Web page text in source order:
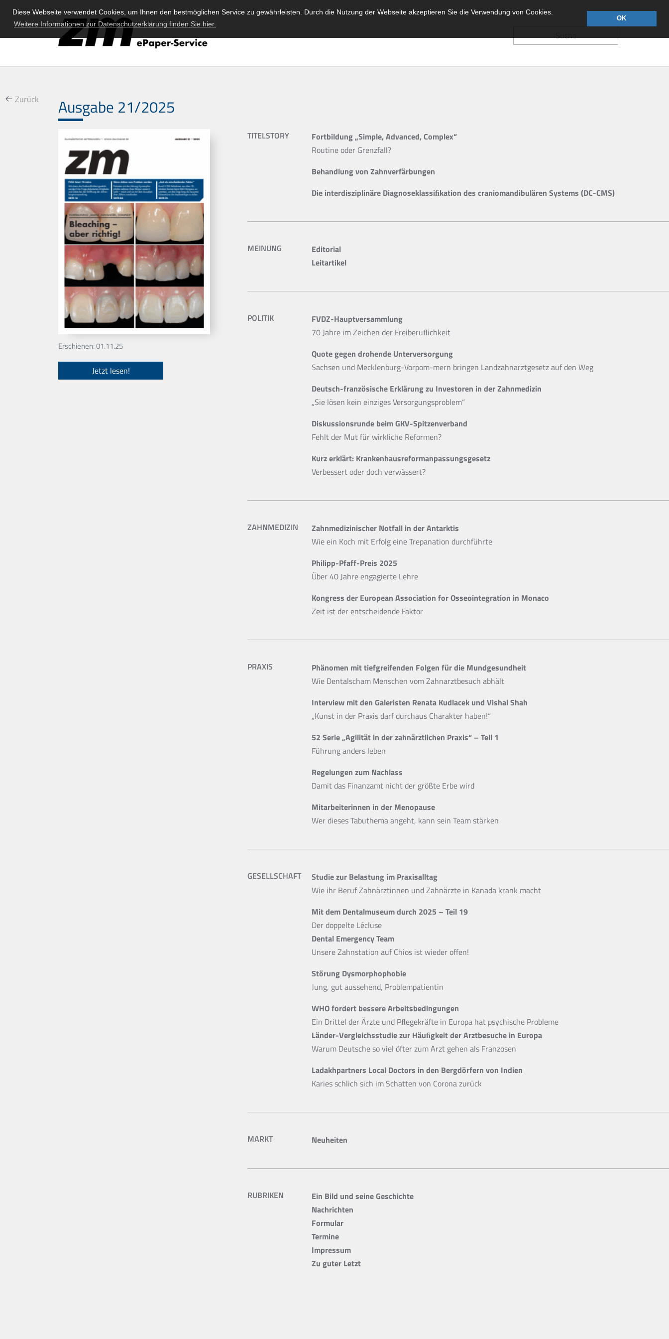
Diese Webseite verwendet Cookies, um Ihnen den bestmöglichen Service zu gewährleisten. Durch die Nutzung der Webseite akzeptieren Sie die Verwendung von Cookies.
Weitere Informationen zur Datenschutzerklärung finden Sie hier.
OK
Suche
Ausgabe 21/2025
Zurück
Erschienen: 01.11.25
Jetzt lesen!
TITELSTORY
Fortbildung „Simple, Advanced, Complex“
Routine oder Grenzfall?
Behandlung von Zahnverfärbungen
Die interdisziplinäre Diagnoseklassiﬁkation des craniomandibulären Systems (DC-CMS)
MEINUNG
Editorial
Leitartikel
POLITIK
FVDZ-Hauptversammlung
70 Jahre im Zeichen der Freiberuﬂichkeit
Quote gegen drohende Unterversorgung
Sachsen und Mecklenburg-Vorpom-mern bringen Landzahnarztgesetz auf den Weg
Deutsch-französische Erklärung zu Investoren in der Zahnmedizin
„Sie lösen kein einziges Versorgungsproblem“
Diskussionsrunde beim GKV-Spitzenverband
Fehlt der Mut für wirkliche Reformen?
Kurz erklärt: Krankenhausreformanpassungsgesetz
Verbessert oder doch verwässert?
ZAHNMEDIZIN
Zahnmedizinischer Notfall in der Antarktis
Wie ein Koch mit Erfolg eine Trepanation durchführte
Philipp-Pfaff-Preis 2025
Über 40 Jahre engagierte Lehre
Kongress der European Association for Osseointegration in Monaco
Zeit ist der entscheidende Faktor
PRAXIS
Phänomen mit tiefgreifenden Folgen für die Mundgesundheit
Wie Dentalscham Menschen vom Zahnarztbesuch abhält
Interview mit den Galeristen Renata Kudlacek und Vishal Shah
„Kunst in der Praxis darf durchaus Charakter haben!“
52 Serie „Agilität in der zahnärztlichen Praxis“ – Teil 1
Führung anders leben
Regelungen zum Nachlass
Damit das Finanzamt nicht der größte Erbe wird
Mitarbeiterinnen in der Menopause
Wer dieses Tabuthema angeht, kann sein Team stärken
GESELLSCHAFT
Studie zur Belastung im Praxisalltag
Wie ihr Beruf Zahnärztinnen und Zahnärzte in Kanada krank macht
Mit dem Dentalmuseum durch 2025 – Teil 19
Der doppelte Lécluse
Dental Emergency Team
Unsere Zahnstation auf Chios ist wieder offen!
Störung Dysmorphophobie
Jung, gut aussehend, Problempatientin
WHO fordert bessere Arbeitsbedingungen
Ein Drittel der Ärzte und Pﬂegekräfte in Europa hat psychische Probleme
Länder-Vergleichsstudie zur Häuﬁgkeit der Arztbesuche in Europa
Warum Deutsche so viel öfter zum Arzt gehen als Franzosen
Ladakhpartners Local Doctors in den Bergdörfern von Indien
Karies schlich sich im Schatten von Corona zurück
MARKT Neuheiten
RUBRIKEN
Ein Bild und seine Geschichte
Nachrichten
Formular
Termine
Impressum
Zu guter Letzt